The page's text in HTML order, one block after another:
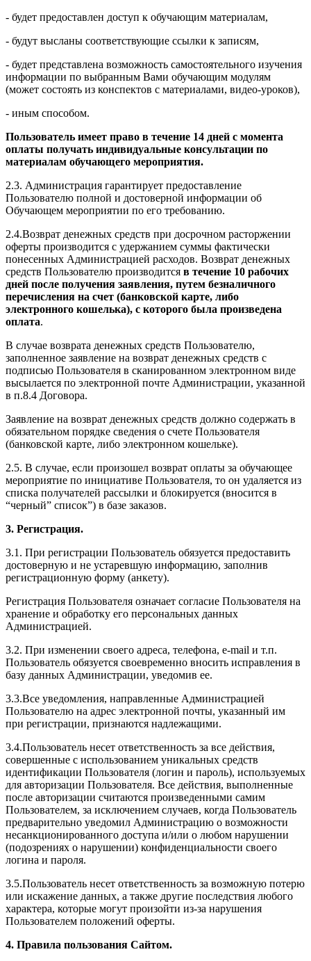
- будет предоставлен доступ к обучающим материалам,
- будут высланы соответствующие ссылки к записям,
- будет представлена возможность самостоятельного изучения
информации по выбранным Вами обучающим модулям
(может состоять из конспектов с материалами, видео-уроков),
- иным способом.
Пользователь имеет право в течение 14 дней с момента
оплаты получать индивидуальные консультации по
материалам обучающего мероприятия.
2.3. Администрация гарантирует предоставление
Пользователю полной и достоверной информации об
Обучающем мероприятии по его требованию.
2.4.Возврат денежных средств при досрочном расторжении
оферты производится с удержанием суммы фактически
понесенных Администрацией расходов. Возврат денежных
средств Пользователю производится в течение 10 рабочих
дней после получения заявления, путем безналичного
перечисления на счет (банковской карте, либо
электронного кошелька), с которого была произведена
оплата.
В случае возврата денежных средств Пользователю,
заполненное заявление на возврат денежных средств с
подписью Пользователя в сканированном электронном виде
высылается по электронной почте Администрации, указанной
в п.8.4 Договора.
Заявление на возврат денежных средств должно содержать в
обязательном порядке сведения о счете Пользователя
(банковской карте, либо электронном кошельке).
2.5. В случае, если произошел возврат оплаты за обучающее
мероприятие по инициативе Пользователя, то он удаляется из
списка получателей рассылки и блокируется (вносится в
“черный” список”) в базе заказов.
3. Регистрация.
3.1. При регистрации Пользователь обязуется предоставить
достоверную и не устаревшую информацию, заполнив
регистрационную форму (анкету).
Регистрация Пользователя означает согласие Пользователя на
хранение и обработку его персональных данных
Администрацией.
3.2. При изменении своего адреса, телефона, e-mail и т.п.
Пользователь обязуется своевременно вносить исправления в
базу данных Администрации, уведомив ее.
3.3.Все уведомления, направленные Администрацией
Пользователю на адрес электронной почты, указанный им
при регистрации, признаются надлежащими.
3.4.Пользователь несет ответственность за все действия,
совершенные с использованием уникальных средств
идентификации Пользователя (логин и пароль), используемых
для авторизации Пользователя. Все действия, выполненные
после авторизации считаются произведенными самим
Пользователем, за исключением случаев, когда Пользователь
предварительно уведомил Администрацию о возможности
несанкционированного доступа и/или о любом нарушении
(подозрениях о нарушении) конфиденциальности своего
логина и пароля.
3.5.Пользователь несет ответственность за возможную потерю
или искажение данных, а также другие последствия любого
характера, которые могут произойти из-за нарушения
Пользователем положений оферты.
4. Правила пользования Сайтом.